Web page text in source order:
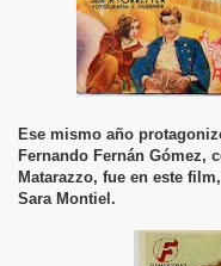
Ese mismo año
Fernando Fernán Gómez,
Matarazzo, fue en este
Sara Montiel.